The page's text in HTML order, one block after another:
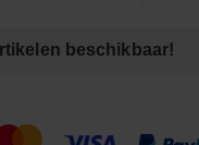
beschikbaar!